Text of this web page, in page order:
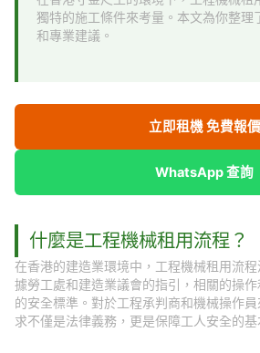
獨特的施工條件來考量。本文為你整理
和專業建議。
立即租機 免費報價
WhatsApp 查詢
什麼是工程機械租用流程？
在香港的建造業環境中，工程機械租用流
據勞工處和建造業議會的指引，相關的操
的安全標準。對於工程承判商和機械操作
求不僅是法律義務，更是保障工人安全的基